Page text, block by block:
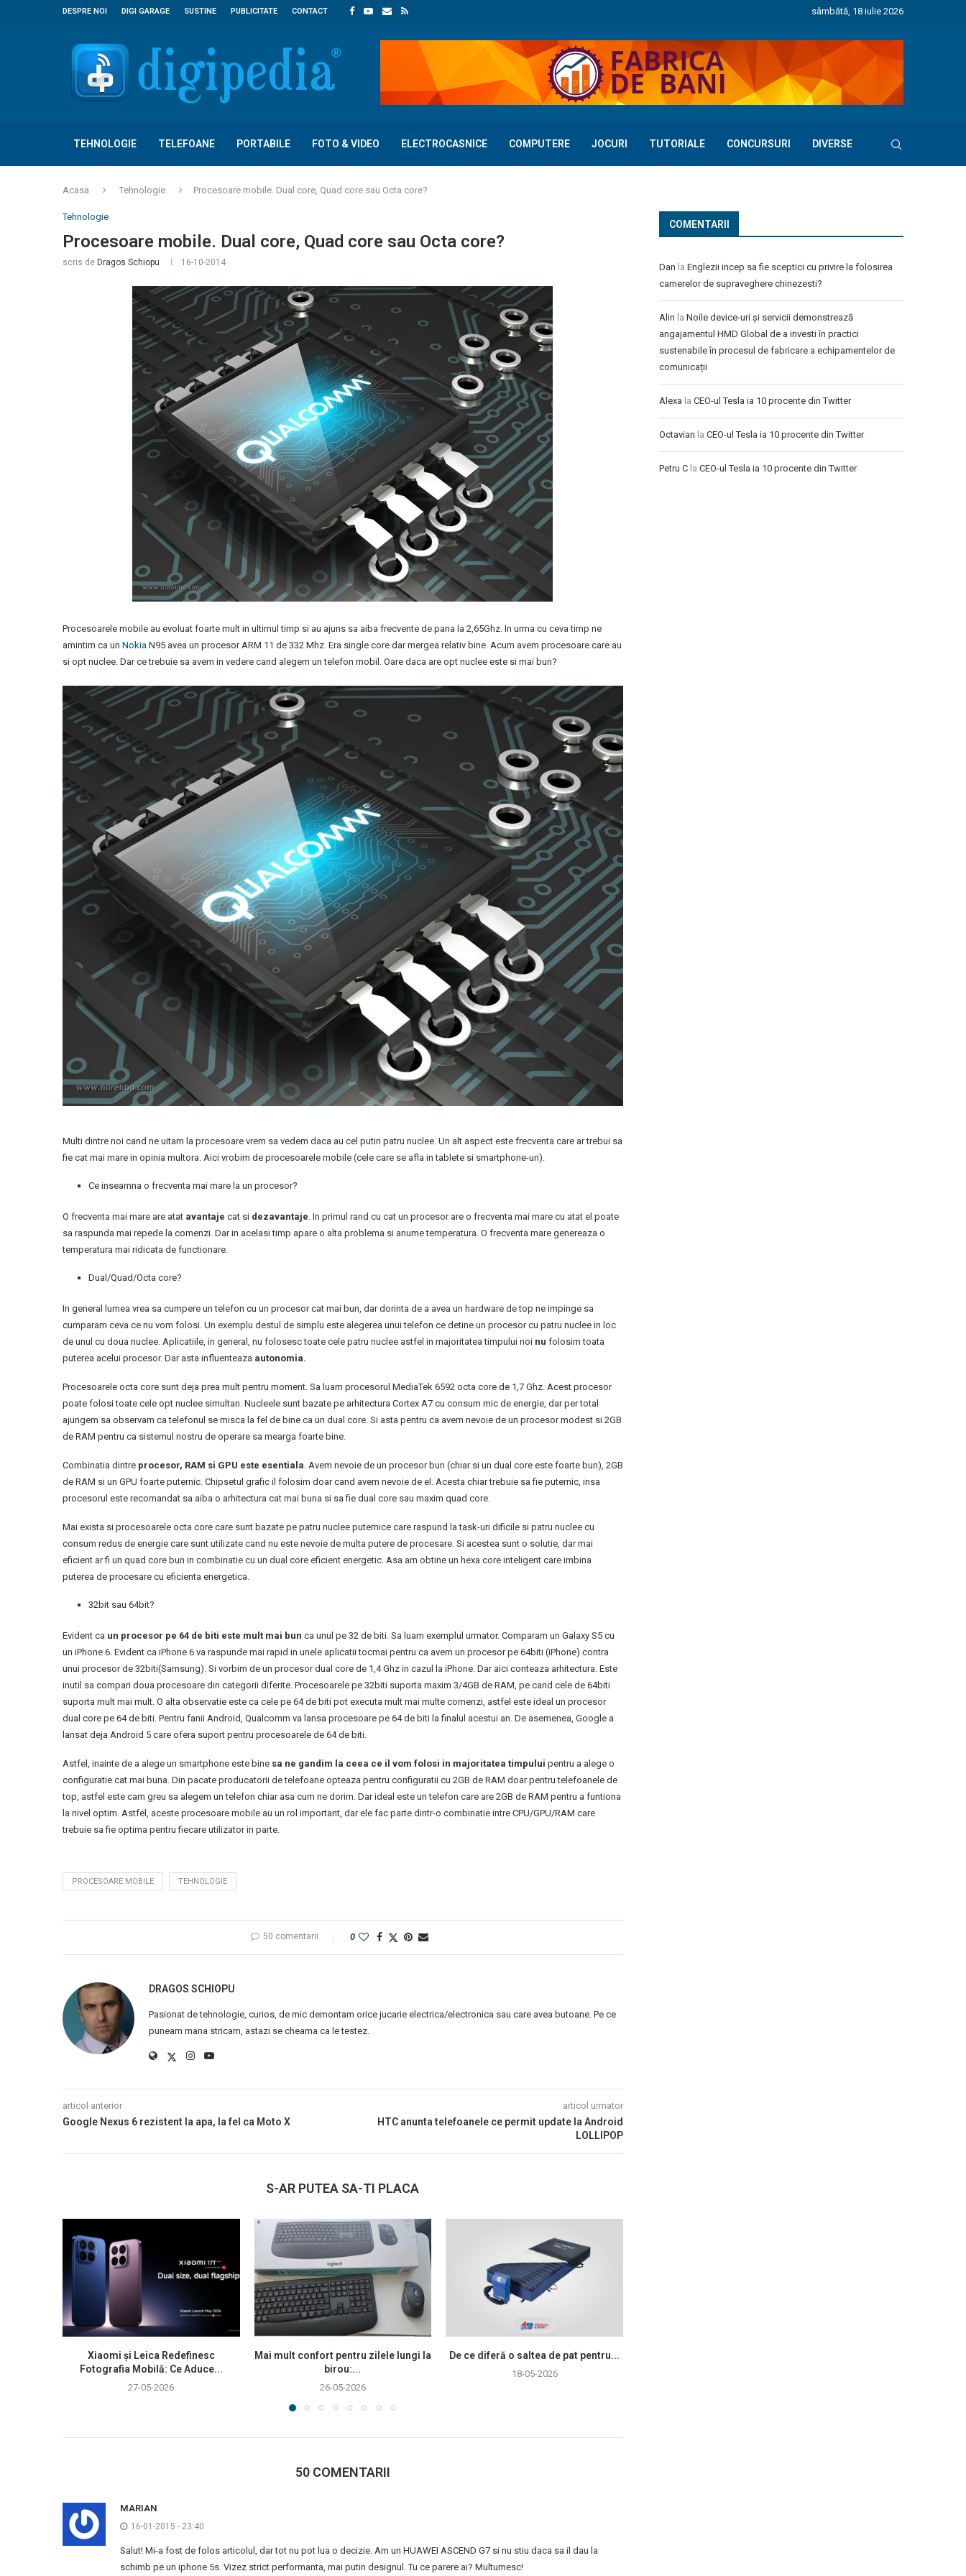
DESPRE NOI DIGI GARAGE SUSTINE PUBLICITATE CONTACT sâmbătă, 18 iulie 2026
TEHNOLOGIE TELEFOANE PORTABILE FOTO & VIDEO ELECTROCASNICE COMPUTERE JOCURI TUTORIALE CONCURSURI DIVERSE
Acasa Tehnologie Procesoare mobile. Dual core, Quad core sau Octa core?
Tehnologie
Procesoare mobile. Dual core, Quad core sau Octa core?
scris de Dragos Schiopu 16-10-2014
Procesoarele mobile au evoluat foarte mult in ultimul timp si au ajuns sa aiba frecvente de pana la 2,65Ghz. In urma cu ceva timp ne
amintim ca un Nokia N95 avea un procesor ARM 11 de 332 Mhz. Era single core dar mergea relativ bine. Acum avem procesoare care au
si opt nuclee. Dar ce trebuie sa avem in vedere cand alegem un telefon mobil. Oare daca are opt nuclee este si mai bun?
Multi dintre noi cand ne uitam la procesoare vrem sa vedem daca au cel putin patru nuclee. Un alt aspect este frecventa care ar trebui sa
fie cat mai mare in opinia multora. Aici vrobim de procesoarele mobile (cele care se afla in tablete si smartphone-uri).
Ce inseamna o frecventa mai mare la un procesor?
O frecventa mai mare are atat avantaje cat si dezavantaje . In primul rand cu cat un procesor are o frecventa mai mare cu atat el poate
sa raspunda mai repede la comenzi. Dar in acelasi timp apare o alta problema si anume temperatura. O frecventa mare genereaza o
temperatura mai ridicata de functionare.
Dual/Quad/Octa core?
In general lumea vrea sa cumpere un telefon cu un procesor cat mai bun, dar dorinta de a avea un hardware de top ne impinge sa
cumparam ceva ce nu vom folosi. Un exemplu destul de simplu este alegerea unui telefon ce detine un procesor cu patru nuclee in loc
de unul cu doua nuclee. Aplicatiile, in general, nu folosesc toate cele patru nuclee astfel in majoritatea timpului noi nu folosim toata
puterea acelui procesor. Dar asta influenteaza autonomia.
Procesoarele octa core sunt deja prea mult pentru moment. Sa luam procesorul MediaTek 6592 octa core de 1,7 Ghz. Acest procesor
poate folosi toate cele opt nuclee simultan. Nucleele sunt bazate pe arhitectura Cortex A7 cu consum mic de energie, dar per total
ajungem sa observam ca telefonul se misca la fel de bine ca un dual core. Si asta pentru ca avem nevoie de un procesor modest si 2GB
de RAM pentru ca sistemul nostru de operare sa mearga foarte bine.
Combinatia dintre procesor, RAM si GPU este esentiala . Avem nevoie de un procesor bun (chiar si un dual core este foarte bun), 2GB
de RAM si un GPU foarte puternic. Chipsetul grafic il folosim doar cand avem nevoie de el. Acesta chiar trebuie sa fie puternic, insa
procesorul este recomandat sa aiba o arhitectura cat mai buna si sa fie dual core sau maxim quad core.
Mai exista si procesoarele octa core care sunt bazate pe patru nuclee puternice care raspund la task-uri dificile si patru nuclee cu
consum redus de energie care sunt utilizate cand nu este nevoie de multa putere de procesare. Si acestea sunt o solutie, dar mai
eficient ar fi un quad core bun in combinatie cu un dual core eficient energetic. Asa am obtine un hexa core inteligent care imbina
puterea de procesare cu eficienta energetica.
32bit sau 64bit?
Evident ca un procesor pe 64 de biti este mult mai bun ca unul pe 32 de biti. Sa luam exemplul urmator. Comparam un Galaxy S5 cu
un iPhone 6. Evident ca iPhone 6 va raspunde mai rapid in unele aplicatii tocmai pentru ca avem un procesor pe 64biti (iPhone) contra
unui procesor de 32biti(Samsung). Si vorbim de un procesor dual core de 1,4 Ghz in cazul la iPhone. Dar aici conteaza arhitectura. Este
inutil sa compari doua procesoare din categorii diferite. Procesoarele pe 32biti suporta maxim 3/4GB de RAM, pe cand cele de 64biti
suporta mult mai mult. O alta observatie este ca cele pe 64 de biti pot executa mult mai multe comenzi, astfel este ideal un procesor
dual core pe 64 de biti. Pentru fanii Android, Qualcomm va lansa procesoare pe 64 de biti la finalul acestui an. De asemenea, Google a
lansat deja Android 5 care ofera suport pentru procesoarele de 64 de biti.
Astfel, inainte de a alege un smartphone este bine sa ne gandim la ceea ce il vom folosi in majoritatea timpului pentru a alege o
configuratie cat mai buna. Din pacate producatorii de telefoane opteaza pentru configuratii cu 2GB de RAM doar pentru telefoanele de
top, astfel este cam greu sa alegem un telefon chiar asa cum ne dorim. Dar ideal este un telefon care are 2GB de RAM pentru a funtiona
la nivel optim. Astfel, aceste procesoare mobile au un rol important, dar ele fac parte dintr-o combinatie intre CPU/GPU/RAM care
trebuie sa fie optima pentru fiecare utilizator in parte.
PROCESOARE MOBILE TEHNOLOGIE
50 comentarii 0
DRAGOS SCHIOPU
Pasionat de tehnologie, curios, de mic demontam orice jucarie electrica/electronica sau care avea butoane. Pe ce
puneam mana stricam, astazi se cheama ca le testez.
articol anterior
Google Nexus 6 rezistent la apa, la fel ca Moto X
articol urmator
HTC anunta telefoanele ce permit update la Android
LOLLIPOP
S-AR PUTEA SA-TI PLACA
Xiaomi și Leica Redefinesc
Fotografia Mobilă: Ce Aduce...
27-05-2026
Mai mult confort pentru zilele lungi la
birou:...
26-05-2026
De ce diferă o saltea de pat pentru...
18-05-2026
50 COMENTARII
MARIAN
16-01-2015 - 23:40
Salut! Mi-a fost de folos articolul, dar tot nu pot lua o decizie. Am un HUAWEI ASCEND G7 si nu stiu daca sa il dau la
schimb pe un iphone 5s. Vizez strict performanta, mai putin designul. Tu ce parere ai? Multumesc!
COMENTARII
Dan la Englezii incep sa fie sceptici cu privire la folosirea
camerelor de supraveghere chinezesti?
Alin la Noile device-uri și servicii demonstrează
angajamentul HMD Global de a investi în practici
sustenabile în procesul de fabricare a echipamentelor de
comunicații
Alexa la CEO-ul Tesla ia 10 procente din Twitter
Octavian la CEO-ul Tesla ia 10 procente din Twitter
Petru C la CEO-ul Tesla ia 10 procente din Twitter